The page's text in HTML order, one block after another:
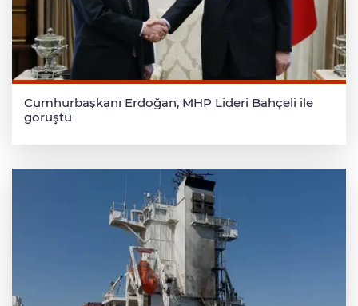
Cumhurbaşkanı Erdoğan, MHP Lideri Bahçeli ile
görüştü